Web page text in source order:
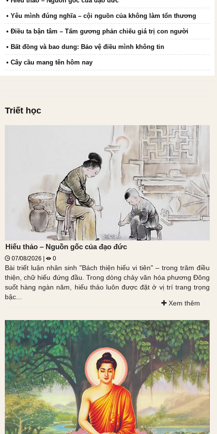
• Yêu mình đúng nghĩa – cội nguồn của không làm tổn thương
• Điều ta bận tâm – Tấm gương phản chiếu giá trị con người
• Bất đồng và bao dung: Bảo vệ điều mình không tin
• Cây cầu mang tên hôm nay
Triết học
Hiếu thảo – Nguồn gốc của đạo đức
07/08/2026 | 0
Bài triết luận nhân sinh "Bách thiện hiếu vi tiên" – trong trăm điều
thiện, chữ hiếu đứng đầu. Trong dòng chảy văn hóa phương Đông
suốt hàng ngàn năm, hiếu thảo luôn được đặt ở vị trí trang trọng
bậc...
Xem thêm